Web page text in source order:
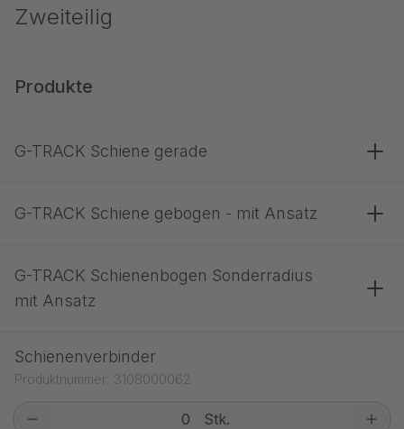
Zweiteilig
Produkte
G-TRACK Schiene gerade
G-TRACK Schiene gebogen - mit Ansatz
G-TRACK Schienenbogen Sonderradius
mit Ansatz
Schienenverbinder
Produktnummer: 3108000062
Stk.